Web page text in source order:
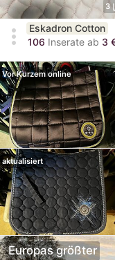
3
more_vert
Eskadron Cotton
106 Inserate ab 3
Vor Kurzem online
aktualisiert
Europas größter